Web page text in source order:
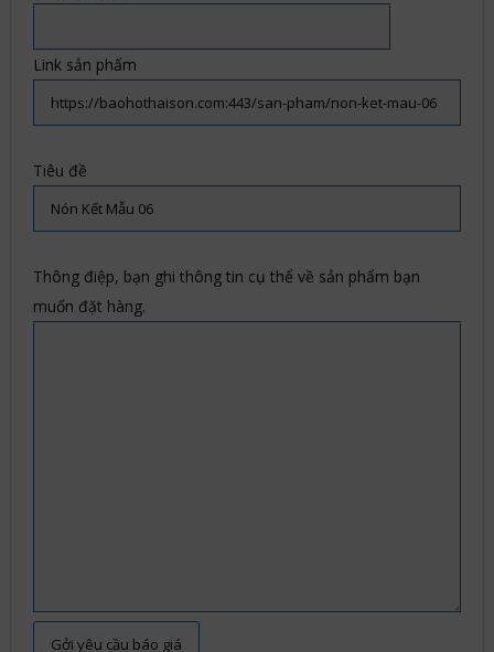
Link sản phẩm
Tiêu đề
Thông điệp, bạn ghi thông tin cụ thể về sản phẩm bạn
muốn đặt hàng.